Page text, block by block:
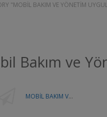
"MOBIL BAKIM VE YÖNETIM
Bakım ve
MOBIL BAKIM VE YÖNETIM UYGULAMASI